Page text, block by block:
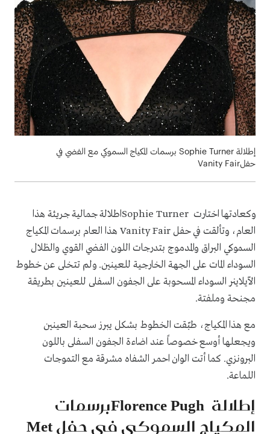
إطلالة Sophie Turner برسمات المكياج السموكي مع الفضي في
حفلVanity Fair
وكعادتها اختارت Sophie Turnerاطلالة جمالية جريئة هذا
العام، وتألقت في حفل Vanity Fair هذا العام برسمات المكياج
السموكي البراق والمدموج بتدرجات اللون الفضي القوي والظلال
السوداء المات على الجهة الخارجية للعينين. ولم تتخلى عن خطوط
الآيلاينر السوداء المسحوبة على الجفون السفلى للعينين بطريقة
مجنحة وملفتة.
مع هذا المكياج، طبّقت الخطوط بشكل يبرز سحبة العينين
ويجعلها أوسع خصوصاً عند اضاءة الجفون السفلى باللون
البرونزي. كما أتت الوان احمر الشفاه مشرقة مع التموجات
اللماعة.
إطلالة Florence Pughبرسمات
المكياج السموكي في حفل Met